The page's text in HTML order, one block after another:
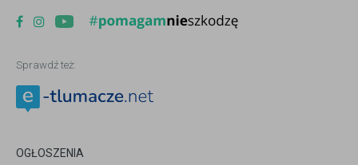
Sprawdź też:
OGŁOSZENIA